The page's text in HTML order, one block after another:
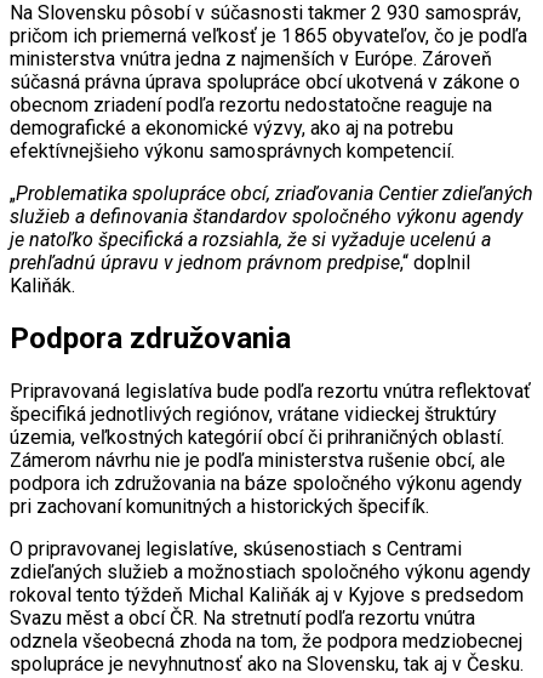
Na Slovensku pôsobí v súčasnosti takmer 2 930 samospráv,
pričom ich priemerná veľkosť je 1 865 obyvateľov, čo je podľa
ministerstva vnútra jedna z najmenších v Európe. Zároveň
súčasná právna úprava spolupráce obcí ukotvená v zákone o
obecnom zriadení podľa rezortu nedostatočne reaguje na
demografické a ekonomické výzvy, ako aj na potrebu
efektívnejšieho výkonu samosprávnych kompetencií.
„Problematika spolupráce obcí, zriaďovania Centier zdieľaných
služieb a definovania štandardov spoločného výkonu agendy
je natoľko špecifická a rozsiahla, že si vyžaduje ucelenú a
prehľadnú úpravu v jednom právnom predpise,“ doplnil
Kaliňák.
Podpora združovania
Pripravovaná legislatíva bude podľa rezortu vnútra reflektovať
špecifiká jednotlivých regiónov, vrátane vidieckej štruktúry
územia, veľkostných kategórií obcí či prihraničných oblastí.
Zámerom návrhu nie je podľa ministerstva rušenie obcí, ale
podpora ich združovania na báze spoločného výkonu agendy
pri zachovaní komunitných a historických špecifík.
O pripravovanej legislatíve, skúsenostiach s Centrami
zdieľaných služieb a možnostiach spoločného výkonu agendy
rokoval tento týždeň Michal Kaliňák aj v Kyjove s predsedom
Svazu měst a obcí ČR. Na stretnutí podľa rezortu vnútra
odznela všeobecná zhoda na tom, že podpora medziobecnej
spolupráce je nevyhnutnosť ako na Slovensku, tak aj v Česku.